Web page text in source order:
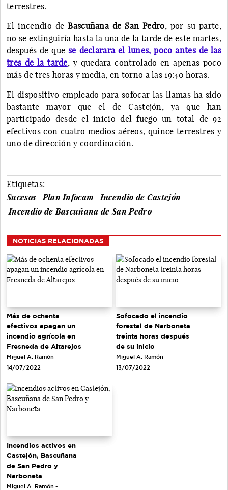
terrestres.
El incendio deBascuñana de San Pedro, por su parte,
no se extinguiría hasta la una de la tarde de este martes,
después de que se declarara el lunes, poco antes de las
tres de la tarde, y quedara controlado en apenas poco
más de tres horas y media, en torno a las 19:40 horas.
El dispositivo empleado para sofocar las llamas ha sido
bastante mayor que el de Castejón, ya que han
participado desde el inicio del fuego un total de 92
efectivos con cuatro medios aéreos, quince terrestres y
uno de dirección y coordinación.
Etiquetas:
Sucesos
Plan Infocam
Incendio de Castejón
Incendio de Bascuñana de San Pedro
NOTICIAS RELACIONADAS
Más de ochenta
efectivos apagan un
incendio agrícola en
Fresneda de Altarejos
Miguel A. Ramón -
14/07/2022
Sofocado el incendio
forestal de Narboneta
treinta horas después
de su inicio
Miguel A. Ramón -
13/07/2022
Incendios activos en
Castejón, Bascuñana
de San Pedro y
Narboneta
Miguel A. Ramón -